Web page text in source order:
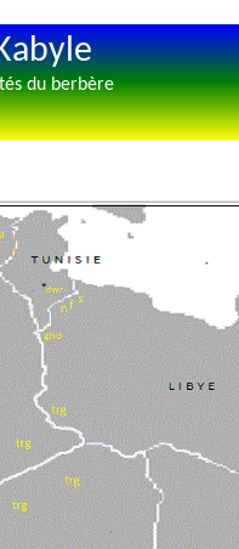
du berbère